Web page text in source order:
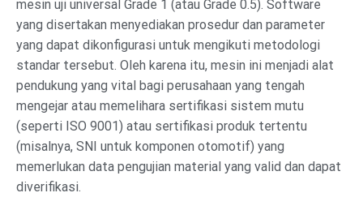
mesin uji universal Grade 1 (atau Grade 0.5). Software
yang disertakan menyediakan prosedur dan parameter
yang dapat dikonfigurasi untuk mengikuti metodologi
standar tersebut. Oleh karena itu, mesin ini menjadi alat
pendukung yang vital bagi perusahaan yang tengah
mengejar atau memelihara sertifikasi sistem mutu
(seperti ISO 9001) atau sertifikasi produk tertentu
(misalnya, SNI untuk komponen otomotif) yang
memerlukan data pengujian material yang valid dan dapat
diverifikasi.